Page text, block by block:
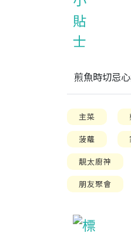
煎魚時切忌
主菜
菠蘿
靚太廚神
朋友聚會